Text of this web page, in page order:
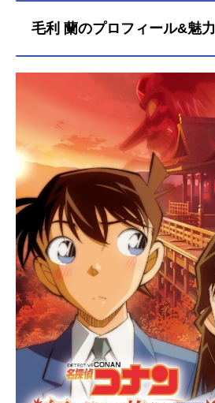
毛利 蘭のプロフィール&魅力